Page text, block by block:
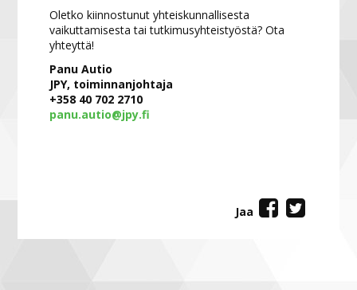
Oletko kiinnostunut yhteiskunnallisesta
vaikuttamisesta tai tutkimusyhteistyöstä? Ota
yhteyttä!
Panu Autio
JPY, toiminnanjohtaja
+358 40 702 2710
panu.autio@jpy.fi
Jaa